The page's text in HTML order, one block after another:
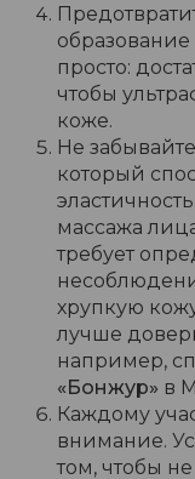
просто:
чтобы
коже.
Не
который
массажа
требует
хрупкую
лучше
например,
«Бонжур» в
Каждому
внимание.
том, чтобы